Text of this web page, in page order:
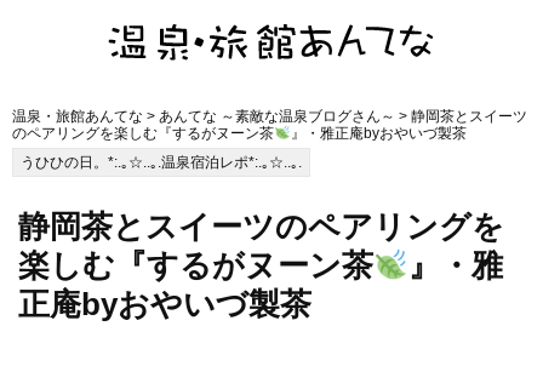
温泉・旅館あんてな > あんてな ～素敵な温泉ブログさん～ > 静岡茶とスイーツ
のペアリングを楽しむ『するがヌーン茶
』・雅正庵byおやいづ製茶
うひひの日。*:.｡☆..｡.温泉宿泊レポ*:.｡☆..｡.
静岡茶とスイーツのペアリングを
楽しむ『するがヌーン茶
』・雅
正庵byおやいづ製茶